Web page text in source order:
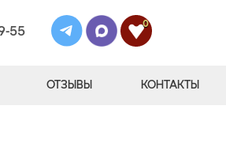
55
0
ОТЗЫВЫ КОНТАКТЫ